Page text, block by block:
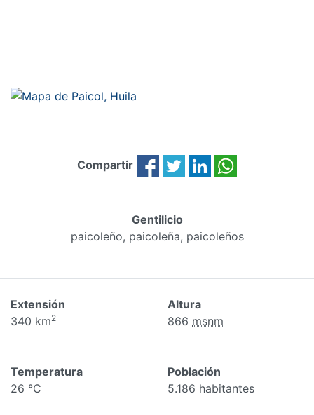
Compartir
Gentilicio
paicoleño, paicoleña, paicoleños
Extensión
340 km2
Altura
866 msnm
Temperatura
26 °C
Población
5.186 habitantes